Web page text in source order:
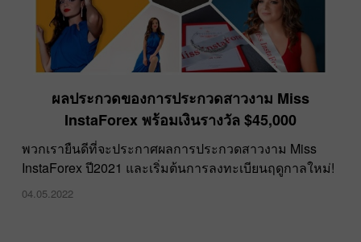
ผลประกวดของการประกวดสาวงาม Miss
InstaForex พร้อมเงินรางวัล $45,000
พวกเรายืนดีที่จะประกาศผลการประกวดสาวงาม Miss
InstaForex ปี2021 และเริ่มต้นการลงทะเบียนฤดูกาลใหม่!
04.05.2022